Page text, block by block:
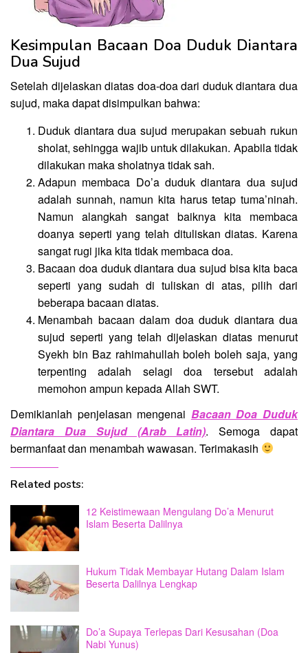
Kesimpulan Bacaan Doa Duduk Diantara
Dua Sujud
Setelah dijelaskan diatas doa-doa dari duduk diantara dua
sujud, maka dapat disimpulkan bahwa:
Duduk diantara dua sujud merupakan sebuah rukun
sholat, sehingga wajib untuk dilakukan. Apabila tidak
dilakukan maka sholatnya tidak sah.
Adapun membaca Do’a duduk diantara dua sujud
adalah sunnah, namun kita harus tetap tuma’ninah.
Namun alangkah sangat baiknya kita membaca
doanya seperti yang telah dituliskan diatas. Karena
sangat rugi jika kita tidak membaca doa.
Bacaan doa duduk diantara dua sujud bisa kita baca
seperti yang sudah di tuliskan di atas, pilih dari
beberapa bacaan diatas.
Menambah bacaan dalam doa duduk diantara dua
sujud seperti yang telah dijelaskan diatas menurut
Syekh bin Baz rahimahullah boleh boleh saja, yang
terpenting adalah selagi doa tersebut adalah
memohon ampun kepada Allah SWT.
Demikianlah penjelasan mengenai Bacaan Doa Duduk
Diantara Dua Sujud (Arab Latin). Semoga dapat
bermanfaat dan menambah wawasan. Terimakasih
Related posts:
12 Keistimewaan Mengulang Do’a Menurut
Islam Beserta Dalilnya
Hukum Tidak Membayar Hutang Dalam Islam
Beserta Dalilnya Lengkap
Do’a Supaya Terlepas Dari Kesusahan (Doa
Nabi Yunus)